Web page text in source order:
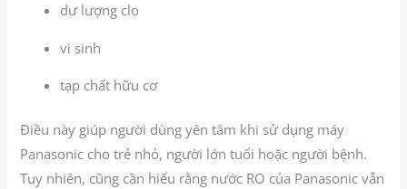
dư lượng clo
vi sinh
tạp chất hữu cơ
Điều này giúp người dùng yên tâm khi sử dụng máy
Panasonic cho trẻ nhỏ, người lớn tuổi hoặc người bệnh.
Tuy nhiên, cũng cần hiểu rằng nước RO của Panasonic vẫn